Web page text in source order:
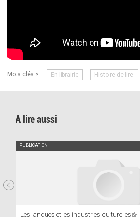
Mots clés > En librairie Histoire de lire
A lire aussi
PUBLICATION
Les langues et les industries culturelles(link